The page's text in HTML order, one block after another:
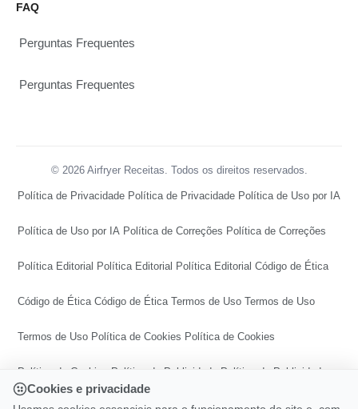
FAQ
Perguntas Frequentes
Perguntas Frequentes
© 2026 Airfryer Receitas. Todos os direitos reservados.
Política de Privacidade Política de Privacidade Política de Uso por IA
Política de Uso por IA Política de Correções Política de Correções
Política Editorial Política Editorial Política Editorial Código de Ética
Código de Ética Código de Ética Termos de Uso Termos de Uso
Termos de Uso Política de Cookies Política de Cookies
Política de Cookies Política de Publicidade Política de Publicidade
Cookies e privacidade